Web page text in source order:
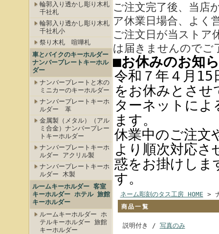
輪郭入り透かし彫り木札
千社札
輪郭入り透かし彫り木札
千社札小
祭り木札 喧嘩札
車とバイクのキーホルダー
ナンバープレートキーホル
ダー
ナンバープレートと木の
ミニカーのキーホルダー
ナンバープレートキーホ
ルダー 革
金属製（メタル）（アル
ミ合金）ナンバープレー
トキーホルダー
ナンバープレートキーホ
ルダー アクリル製
ナンバープレートキーホ
ルダー 木製
ルームキーホルダー 客室
キーホルダー ホテル 旅館
キーホルダー
ルームキーホルダー ホ
テルキーホルダー 旅館
キーホルダー
ご注文完了後、当店
ア休業日場合、よく
ご注文日が当ストア
は届きませんのでご
■お休みのお知
令和７年４月
をお休みとさ
ターネットによ
ます。
休業中のご注文
より順次対応
惑をお掛けしま
す。
ネーム彫刻のタス工房 HOME >
商品一覧
説明付き / 写真のみ